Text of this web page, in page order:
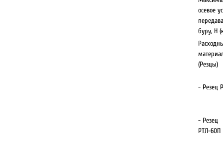
осевое
буру, Н
(Резцы)
- Резец
- Резец
РТЛ-60П